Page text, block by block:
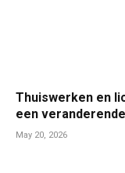
Thuiswerken en
een
May 20, 2026